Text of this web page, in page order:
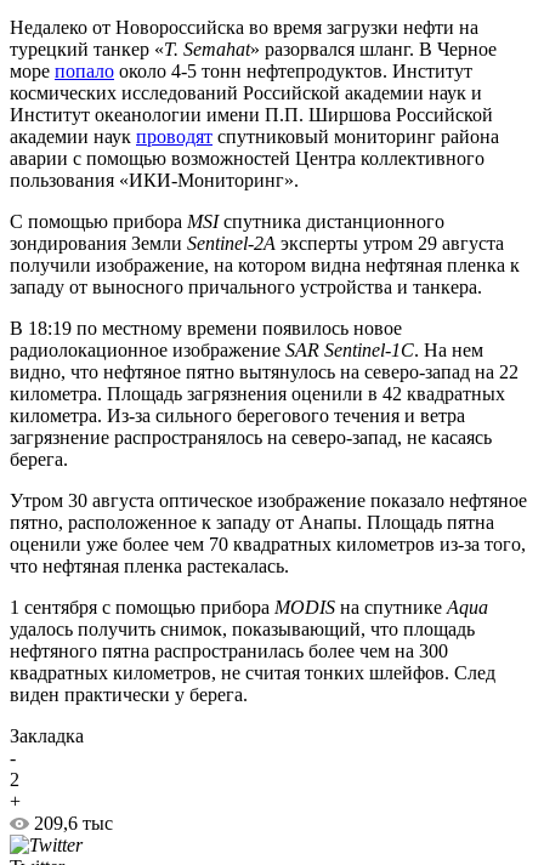
Недалеко от Новороссийска во время загрузки нефти на
турецкий танкер «T. Semahat» разорвался шланг. В Черное
море попало около 4-5 тонн нефтепродуктов. Институт
космических исследований Российской академии наук и
Институт океанологии имени П.П. Ширшова Российской
академии наук проводят спутниковый мониторинг района
аварии с помощью возможностей Центра коллективного
пользования «ИКИ-Мониторинг».
С помощью прибора MSIспутника дистанционного
зондирования Земли Sentinel-2A эксперты утром 29 августа
получили изображение, на котором видна нефтяная пленка к
западу от выносного причального устройства и танкера.
В 18:19 по местному времени появилось новое
радиолокационное изображение SAR Sentinel-1C. На нем
видно, что нефтяное пятно вытянулось на северо-запад на 22
километра. Площадь загрязнения оценили в 42 квадратных
километра. Из-за сильного берегового течения и ветра
загрязнение распространялось на северо-запад, не касаясь
берега.
Утром 30 августа оптическое изображение показало нефтяное
пятно, расположенное к западу от Анапы. Площадь пятна
оценили уже более чем 70 квадратных километров из-за того,
что нефтяная пленка растекалась.
1 сентября с помощью прибора MODIS на спутникеAqua
удалось получить снимок, показывающий, что площадь
нефтяного пятна распространилась более чем на 300
квадратных километров, не считая тонких шлейфов. След
виден практически у берега.
Закладка
-
2
+
209,6 тыс